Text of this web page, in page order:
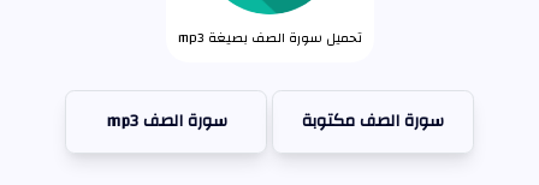
تحميل سورة الصف بصيغة mp3
سورة الصف مكتوبة سورة الصف mp3